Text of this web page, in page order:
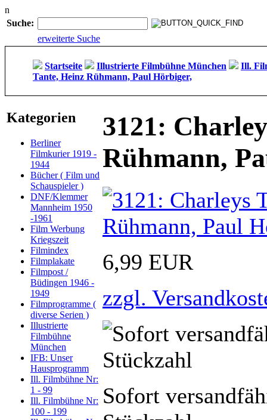
n
Suche:
erweiterte Suche
Startseite Illustrierte Filmbühne München
Ill.
Tante, Heinz Rühmann, Paul Hörbiger,
Kategorien
Berliner
Filmkurier 1919 -
1944
Bücher ( Film und
Schauspieler )
DNF/Klemmer
Mannheim 1950
-1961
Film Werbung
Kriegszeit
Filmindex
Filmplakate
Filmpost /
Büdingen 1946 -
1949
Filmprogramme (
diverse Serien )
Illustrierte
Filmbühne
München
IFB: Unser
Hausprogramm
Ill. Filmbühne Nr:
1 - 99
Ill. Filmbühne Nr:
100 - 199
3121:
Rühmann,
6,99 EUR
zzgl.
Sofort